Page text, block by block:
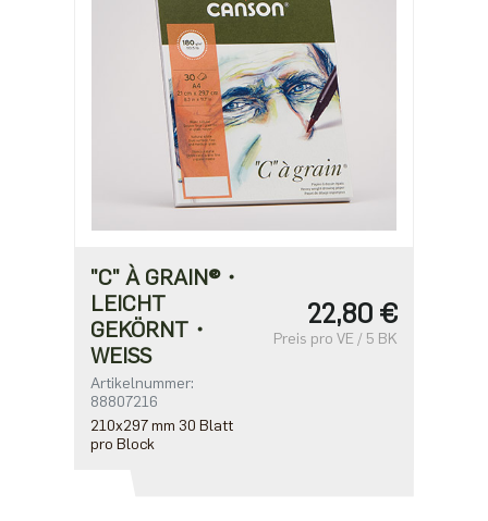
"C" À GRAIN®・
LEICHT
GEKÖRNT・
WEISS
Artikelnummer:
88807216
210x297 mm 30 Blatt
pro Block
22,80 €
Preis pro VE / 5 BK